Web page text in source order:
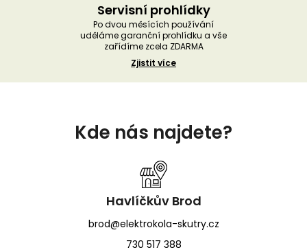
Servisní prohlídky
Po dvou měsících používání
uděláme garanční prohlídku a vše
zařídíme zcela ZDARMA
Zjistit více
Kde nás najdete?
Havlíčkův Brod
brod@elektrokola-skutry.cz
730 517 388